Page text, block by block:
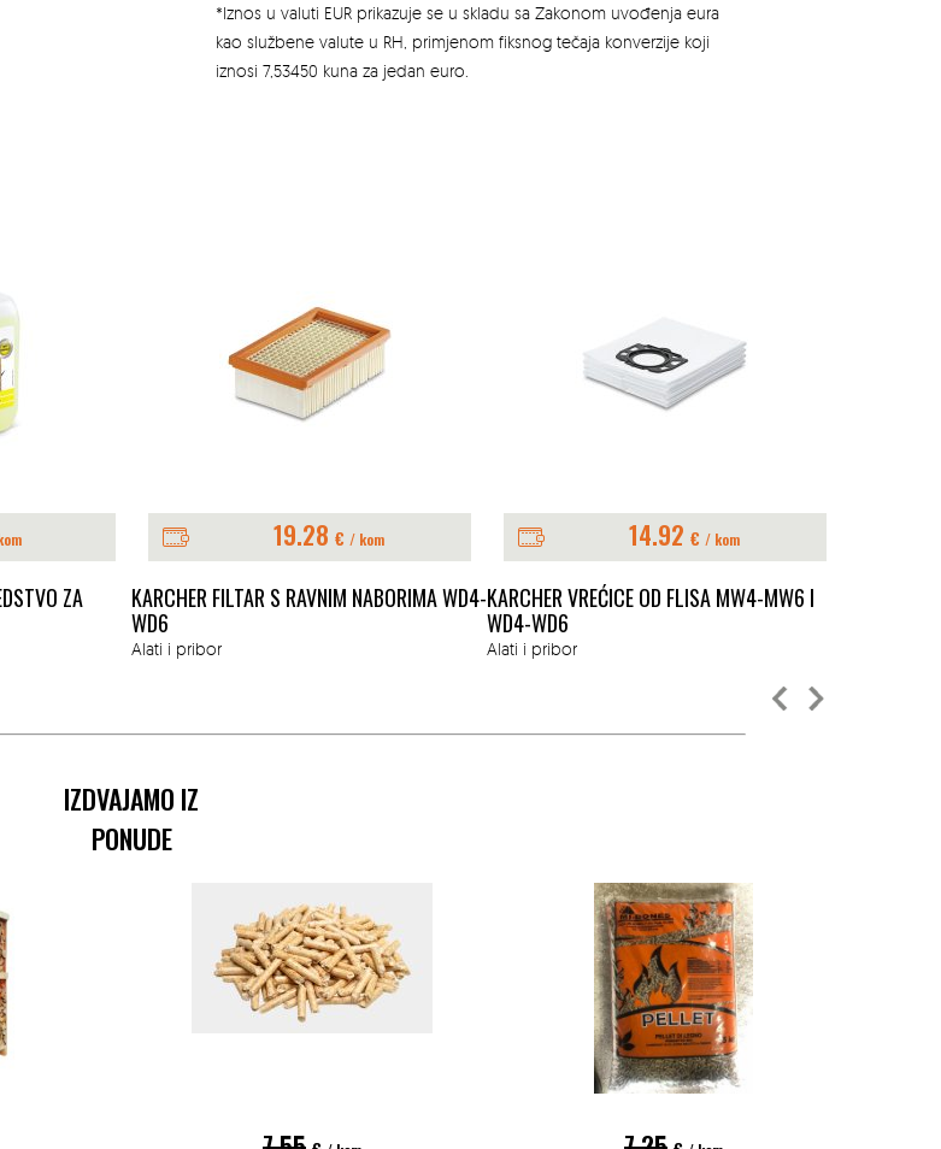
*Iznos u valuti EUR prikazuje se u skladu sa Zakonom uvođenja eura
kao službene valute u RH, primjenom fiksnog tečaja konverzije koji
iznosi 7,53450 kuna za jedan euro.
ZA
19.28 € / kom
KARCHER FILTAR S RAVNIM NABORIMA WD4-
WD6
Alati i pribor
14.92 € / kom
KARCHER VREĆICE OD FLISA MW4-MW6 I
WD4-WD6
Alati i pribor
IZDVAJAMO IZ
PONUDE